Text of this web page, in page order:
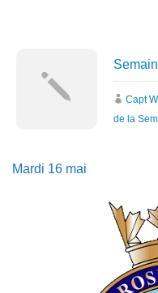
Capt
de la
Mardi 16 mai